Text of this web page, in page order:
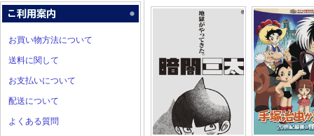
お買い物方法について
送料に関して
お支払いについて
配送について
よくある質問